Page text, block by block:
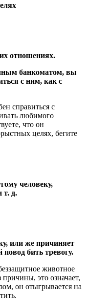
отношениях.
банкоматом, вы
с ним, как с
справиться с
любимого
что он
целях, бегите
человеку,
т. д.
или же причиняет
повод бить тревогу.
животное
это означает,
он отыгрывается на